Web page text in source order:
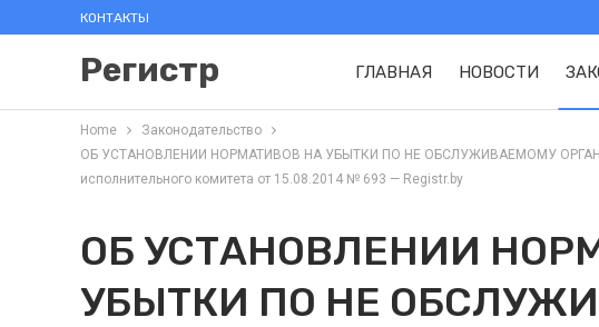
КОНТАКТЫ
Регистр ГЛАВНАЯ НОВОСТИ
Home
Законодательство
ОБ УСТАНОВЛЕНИИ НОРМАТИВОВ НА УБЫТКИ ПО НЕ ОБСЛУЖИВАЕМОМУ
исполнительного комитета от 15.08.2014 № 693 — Registr.by
ОБ УСТАНОВЛЕНИИ
УБЫТКИ ПО НЕ